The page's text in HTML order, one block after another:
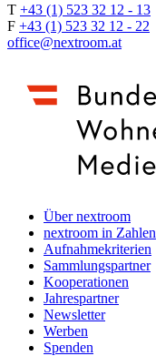
T +43 (1) 523 32 12 - 13
F +43 (1) 523 32 12 - 22
office@nextroom.at
Über nextroom
nextroom in Zahlen
Aufnahmekriterien
Sammlungspartner
Kooperationen
Jahrespartner
Newsletter
Werben
Spenden